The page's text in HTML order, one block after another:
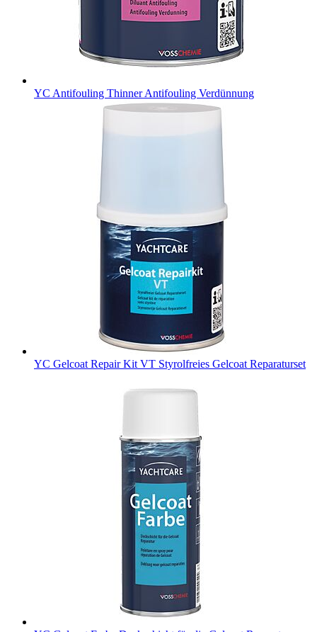
YC Antifouling Thinner Antifouling Verdünnung
YC Gelcoat Repair Kit VT Styrolfreies Gelcoat Reparaturset